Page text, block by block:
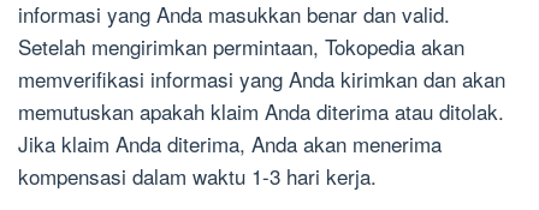
informasi yang Anda masukkan benar dan valid.
Setelah mengirimkan permintaan, Tokopedia akan
memverifikasi informasi yang Anda kirimkan dan akan
memutuskan apakah klaim Anda diterima atau ditolak.
Jika klaim Anda diterima, Anda akan menerima
kompensasi dalam waktu 1-3 hari kerja.